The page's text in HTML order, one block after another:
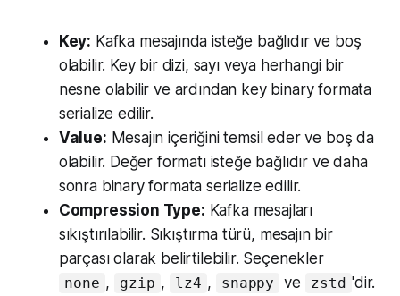
Key: Kafka mesajında ​​isteğe bağlıdır ve boş
olabilir. Key bir dizi, sayı veya herhangi bir
nesne olabilir ve ardından key binary formata
serialize edilir.
Value: Mesajın içeriğini temsil eder ve boş da
olabilir. Değer formatı isteğe bağlıdır ve daha
sonra binary formata serialize edilir.
Compression Type: Kafka mesajları
sıkıştırılabilir. Sıkıştırma türü, mesajın bir
parçası olarak belirtilebilir. Seçenekler
none , gzip , lz4 , snappy ve zstd 'dir.